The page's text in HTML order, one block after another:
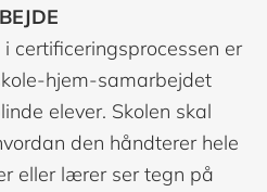
certificeringsprocessen er
hjem-samarbejdet
elever. Skolen skal
den håndterer hele
eller lærer ser tegn på